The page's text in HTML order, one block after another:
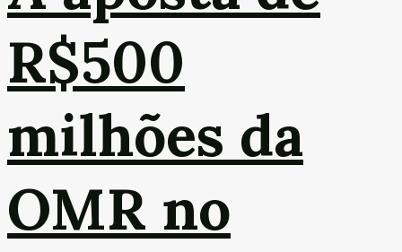
R$500
milhões da
OMR no